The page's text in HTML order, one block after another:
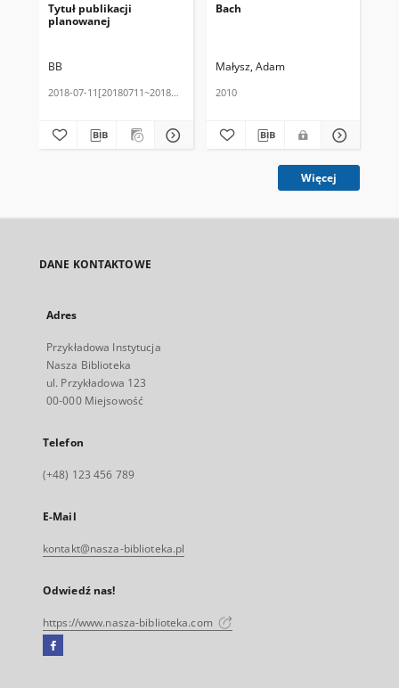
Tytuł publikacji
planowanej
BB
2018-07-11[20180711~20180711]
Bach
Małysz, Adam
2010
Więcej
DANE KONTAKTOWE
Adres
Przykładowa Instytucja
Nasza Biblioteka
ul. Przykładowa 123
00-000 Miejsowość
Telefon
(+48) 123 456 789
E-Mail
kontakt@nasza-biblioteka.pl
Odwiedź nas!
https://www.nasza-biblioteka.com
Facebook